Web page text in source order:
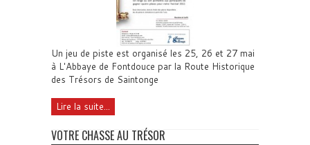
Un jeu de piste est organisé les 25, 26 et 27 mai
à L'Abbaye de Fontdouce par la Route Historique
des Trésors de Saintonge
Lire la suite...
VOTRE CHASSE AU TRÉSOR